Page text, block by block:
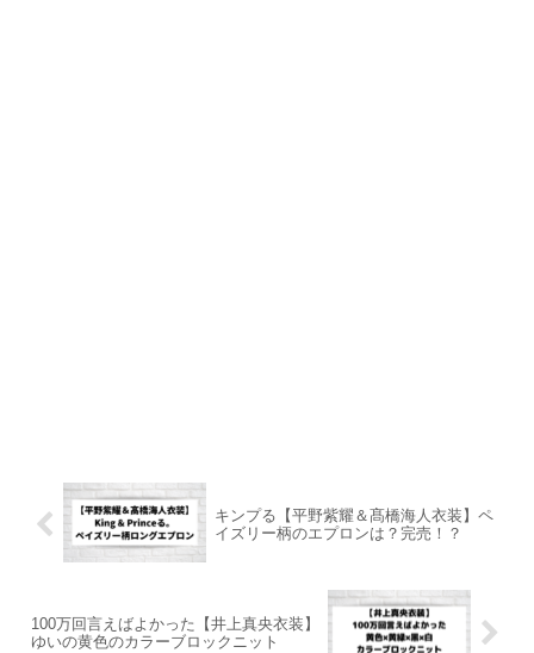
キンプる【平野紫耀＆髙橋海人衣装】ペ
イズリー柄のエプロンは？完売！？
100万回言えばよかった【井上真央衣装】
ゆいの黄色のカラーブロックニット